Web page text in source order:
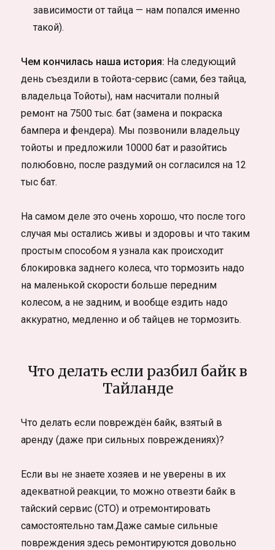
зависимости от тайца — нам попался именно
такой).
Чем кончилась наша история: На следующий
день съездили в тойота-сервис (сами, без тайца,
владельца Тойоты), нам насчитали полный
ремонт на 7500 тыс. бат (замена и покраска
бампера и фендера). Мы позвонили владельцу
тойоты и предложили 10000 бат и разойтись
полюбовно, после раздумий он согласился на 12
тыс бат.
На самом деле это очень хорошо, что после того
случая мы остались живы и здоровы и что таким
простым способом я узнала как происходит
блокировка заднего колеса, что тормозить надо
на маленькой скорости больше передним
колесом, а не задним, и вообще ездить надо
аккуратно, медленно и об тайцев не тормозить.
Что делать если разбил байк в
Тайланде
Что делать если повреждён байк, взятый в
аренду (даже при сильных повреждениях)?
Если вы не знаете хозяев и не уверены в их
адекватной реакции, то можно отвезти байк в
тайский сервис (СТО) и отремонтировать
самостоятельно там.Даже самые сильные
повреждения здесь ремонтируются довольно